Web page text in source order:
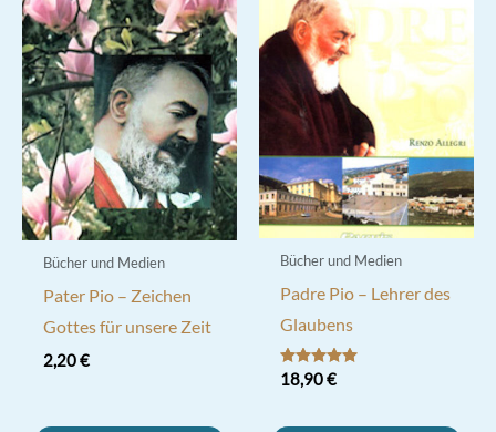
Bücher und Medien
Pater Pio – Zeichen
Gottes für unsere Zeit
2,20€
Bücher und Medien
Padre Pio – Lehrer des
Glaubens
Bewertet mit
5.00
18,90€